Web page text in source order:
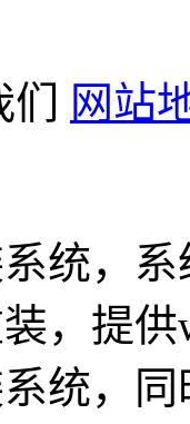
们 网站
统，
，提
统，